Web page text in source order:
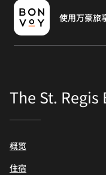
使用万豪旅
The St.
概览
住宿